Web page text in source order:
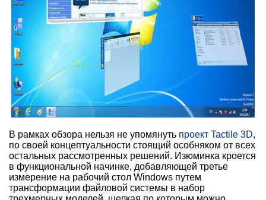
В рамках обзора нельзя не упомянуть проект Tactile 3D,
по своей концептуальности стоящий особняком от всех
остальных рассмотренных решений. Изюминка кроется
в функциональной начинке, добавляющей третье
измерение на рабочий стол Windows путем
трансформации файловой системы в набор